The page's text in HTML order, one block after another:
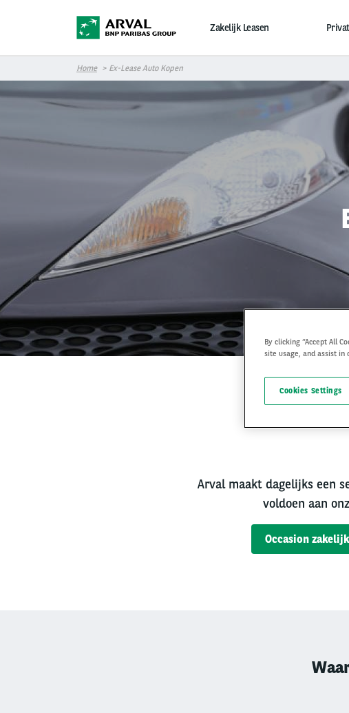
Zakelijk Leasen
Home Ex-Lease Auto Kopen
Arval maakt dagelijks een
voldoen aan
Occasion
By clicking “Accept All
site usage, and assist
Cookies Settings